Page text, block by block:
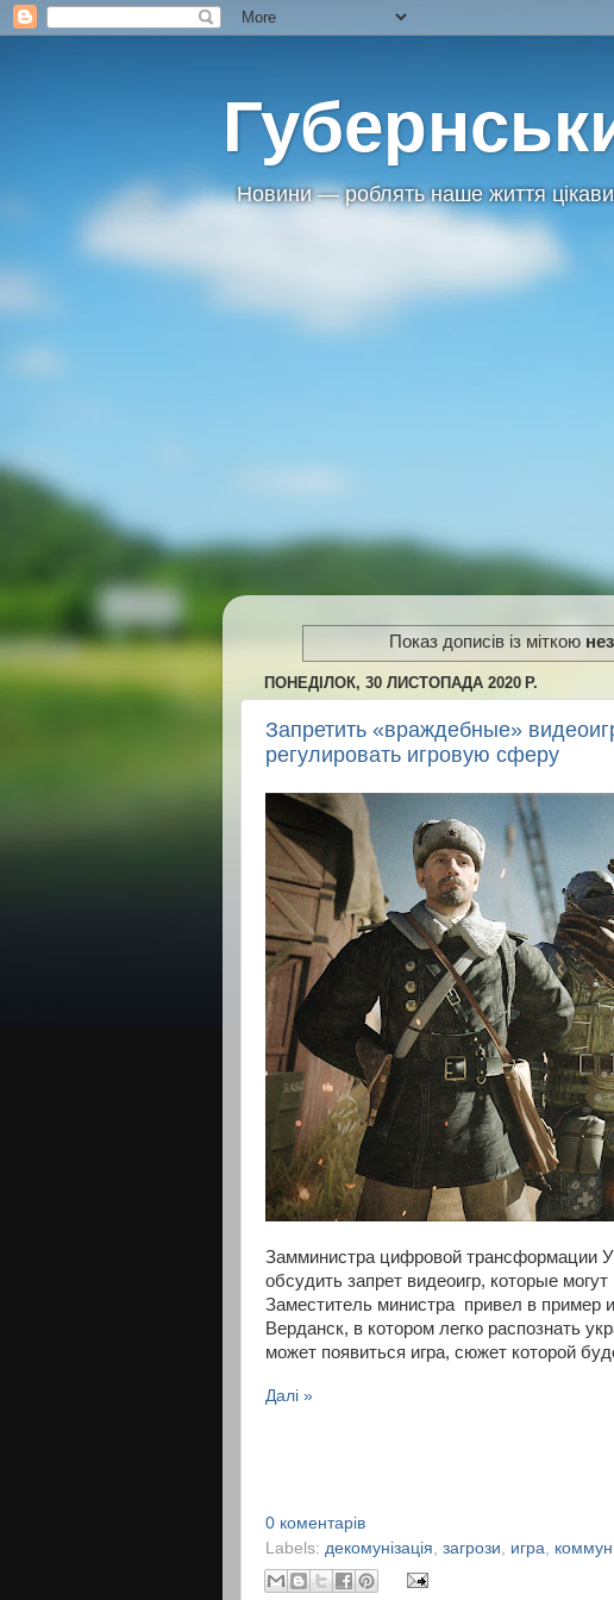
Новини — роблять наше життя
Показ дописів із міткою
ПОНЕДІЛОК, 30 ЛИСТОПАДА 2020 Р.
Запретить «враждебные»
регулировать игровую сферу
Замминистра цифровой трансформации
обсудить запрет видеоигр, которые
Заместитель министра привел в
Верданск, в котором легко распознать
может появиться игра, сюжет которой
Далі »
0 коментарів
Labels: декомунізація, загрози, игра,